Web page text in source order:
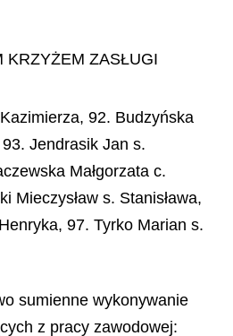
KRZYŻEM ZASŁUGI
92. Budzyńska
93. Jendrasik Jan s.
Małgorzata c.
Mieczysław s. Stanisława,
97. Tyrko Marian s.
sumienne wykonywanie
z pracy zawodowej: